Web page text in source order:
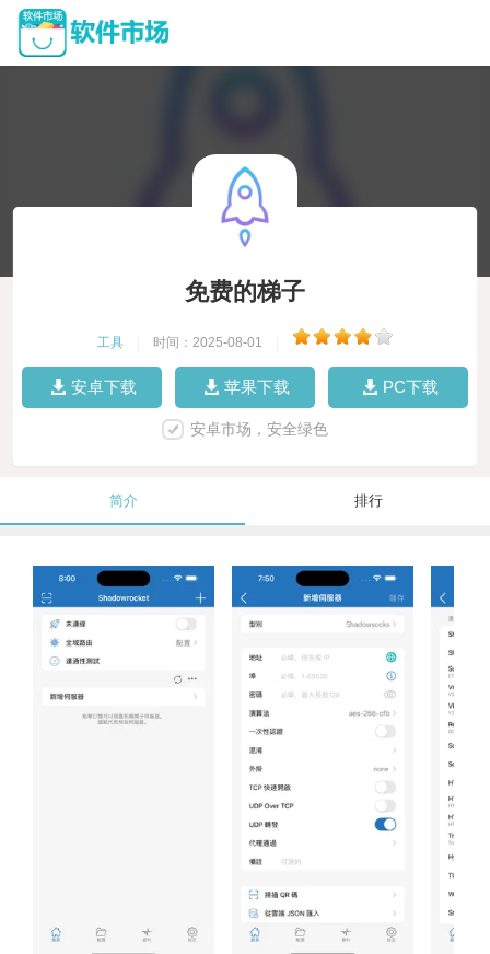
免费的梯子
工具 时间：2025-08-01
安卓下载 苹果下载 PC下载
安卓市场，安全绿色
简介 排行